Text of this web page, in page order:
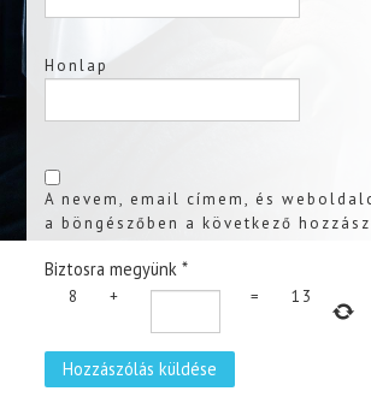
Honlap
A nevem, email címem, és
a böngészőben a következő
Biztosra megyünk *
8 + = 13